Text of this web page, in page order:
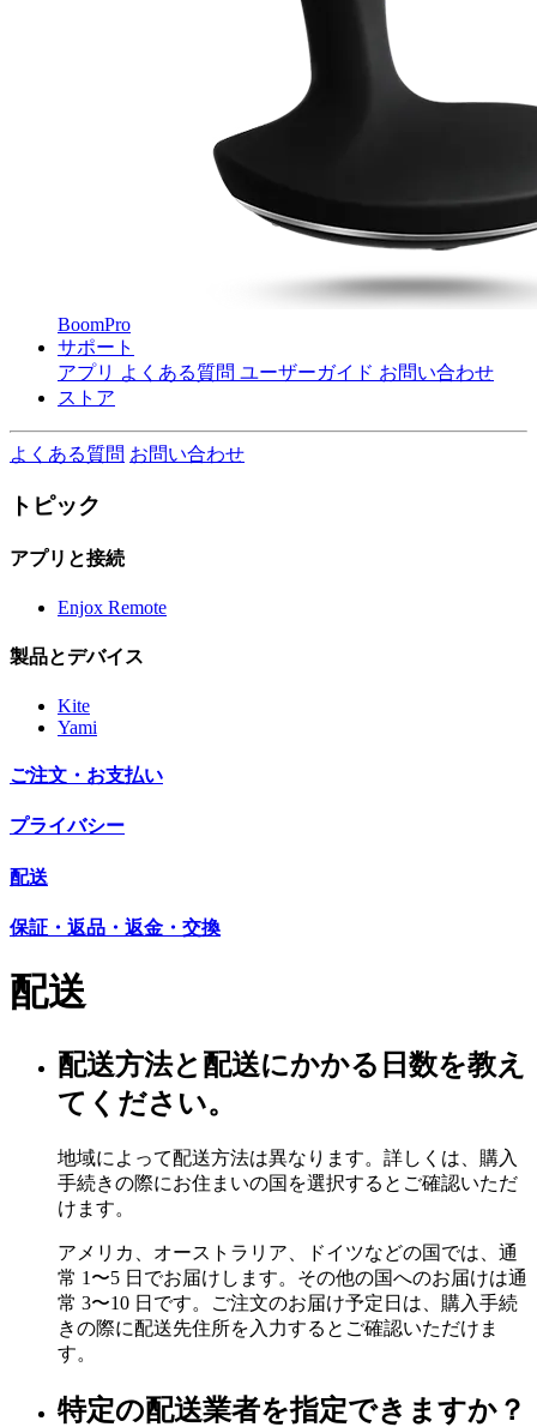
BoomPro
サポート
アプリ よくある質問 ユーザーガイド お問い合わせ
ストア
よくある質問 お問い合わせ
トピック
アプリと接続
Enjox Remote
製品とデバイス
Kite
Yami
ご注文・お支払い
プライバシー
配送
保証・返品・返金・交換
配送
配送方法と配送にかかる日数を教え
てください。
地域によって配送方法は異なります。詳しくは、購入
手続きの際にお住まいの国を選択するとご確認いただ
けます。
アメリカ、オーストラリア、ドイツなどの国では、通
常 1〜5 日でお届けします。その他の国へのお届けは通
常 3〜10 日です。ご注文のお届け予定日は、購入手続
きの際に配送先住所を入力するとご確認いただけま
す。
特定の配送業者を指定できますか？